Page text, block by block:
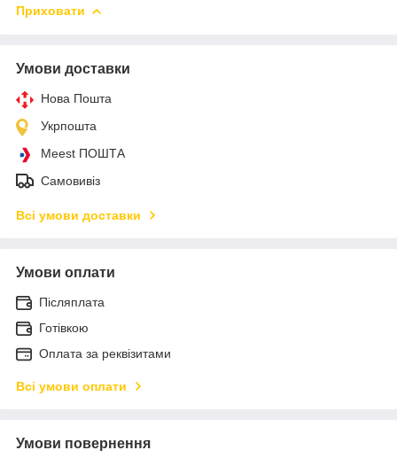
Приховати
Умови доставки
Нова Пошта
Укрпошта
Meest ПОШТА
Самовивіз
Всі умови доставки
Умови оплати
Післяплата
Готівкою
Оплата за реквізитами
Всі умови оплати
Умови повернення